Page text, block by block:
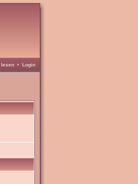
lesen • Login